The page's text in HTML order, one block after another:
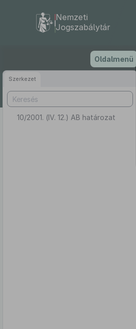
tartalomra
Nemzeti
Jogszabálytár
Oldalmenü
Szerkezet
10/2001. (IV. 12.) AB határozat